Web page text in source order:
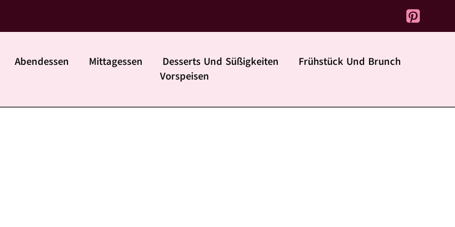
Abendessen Mittagessen Desserts Und Süßigkeiten
Frühstück Und Brunch
Vorspeisen